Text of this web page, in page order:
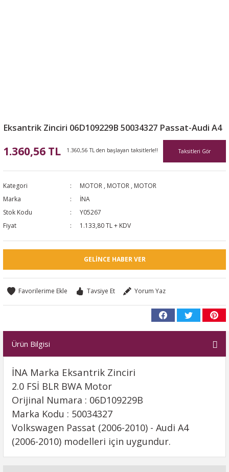
Eksantrik Zinciri 06D109229B 50034327 Passat-Audi A4
1.360,56 TL 1.360,56 TL den başlayan taksitlerle!! Taksitleri Gör
Kategori MOTOR , MOTOR , MOTOR
Marka
İNA
Stok Kodu
Y05267
Fiyat
1.133,80 TL + KDV
GELINCE HABER VER
Tavsiye Et Yorum Yaz
Ürün Bilgisi
İNA Marka Eksantrik Zinciri
2.0 FSİ BLR BWA Motor
Orijinal Numara : 06D109229B
Marka Kodu : 50034327
Volkswagen Passat (2006-2010) - Audi A4
(2006-2010) modelleri için uygundur.